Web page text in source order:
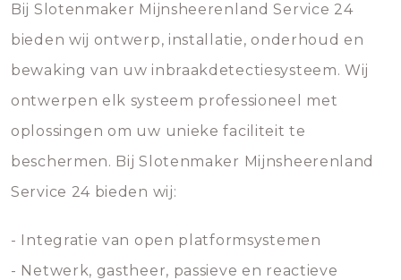
Bij Slotenmaker Mijnsheerenland Service 24
bieden wij ontwerp, installatie, onderhoud en
bewaking van uw inbraakdetectiesysteem. Wij
ontwerpen elk systeem professioneel met
oplossingen om uw unieke faciliteit te
beschermen. Bij Slotenmaker Mijnsheerenland
Service 24 bieden wij:
- Integratie van open platformsystemen
- Netwerk, gastheer, passieve en reactieve